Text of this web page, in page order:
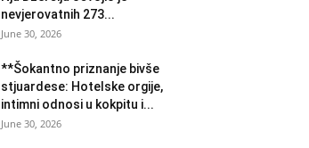
nevjerovatnih 273...
June 30, 2026
**Šokantno priznanje bivše
stjuardese: Hotelske orgije,
intimni odnosi u kokpitu i...
June 30, 2026